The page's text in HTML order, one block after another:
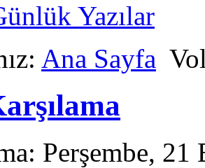
Yazılar
Ana Sayfa
Perşembe,